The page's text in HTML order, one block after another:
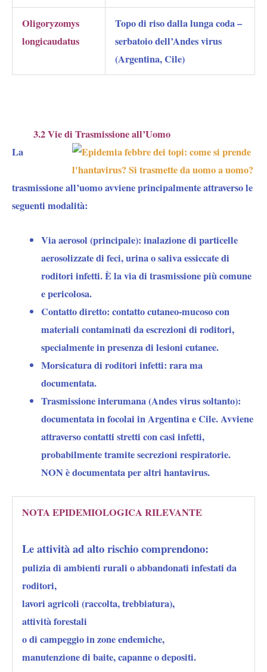
Oligoryzomys
longicaudatus
Topo di riso dalla lunga coda –
serbatoio dell’Andes virus
(Argentina, Cile)
3.2 Vie di Trasmissione all’Uomo
La
trasmissione all’uomo avviene principalmente attraverso le
seguenti modalità:
Via aerosol (principale): inalazione di particelle
aerosolizzate di feci, urina o saliva essiccate di
roditori infetti. È la via di trasmissione più comune
e pericolosa.
Contatto diretto: contatto cutaneo-mucoso con
materiali contaminati da escrezioni di roditori,
specialmente in presenza di lesioni cutanee.
Morsicatura di roditori infetti: rara ma
documentata.
Trasmissione interumana (Andes virus soltanto):
documentata in focolai in Argentina e Cile. Avviene
attraverso contatti stretti con casi infetti,
probabilmente tramite secrezioni respiratorie.
NON è documentata per altri hantavirus.
NOTA EPIDEMIOLOGICA RILEVANTE
Le attività ad alto rischio comprendono:
pulizia di ambienti rurali o abbandonati infestati da
roditori,
lavori agricoli (raccolta, trebbiatura),
attività forestali
o di campeggio in zone endemiche,
manutenzione di baite, capanne o depositi.